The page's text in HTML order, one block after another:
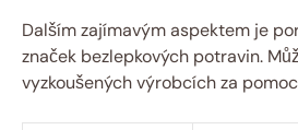
Dalším zajímavým aspektem je
značek bezlepkových potravin.
vyzkoušených výrobcích za